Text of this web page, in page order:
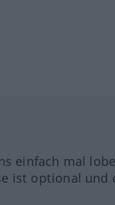
einfach mal
ist optional und